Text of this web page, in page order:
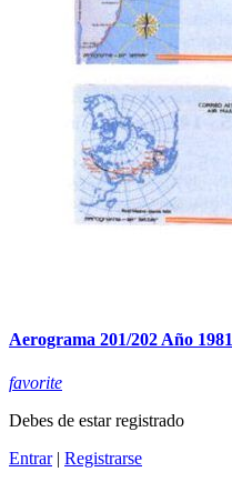
Aerograma 201/202 Año 1981
favorite
Debes de estar registrado
Entrar| Registrarse